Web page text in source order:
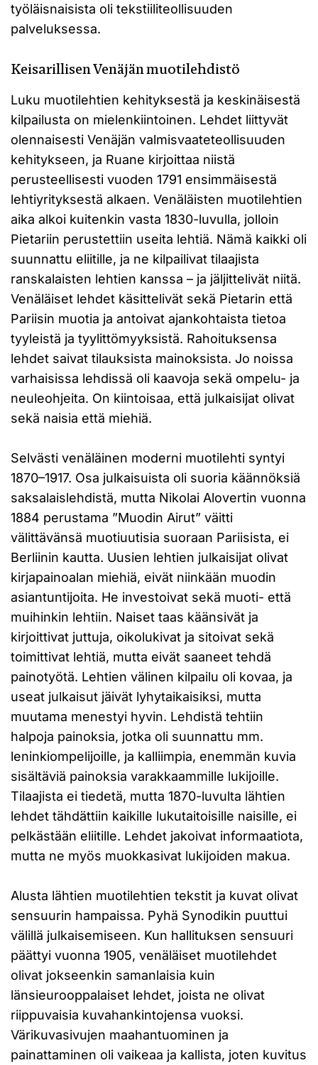
työläisnaisista oli tekstiiliteollisuuden
palveluksessa.
Keisarillisen Venäjän muotilehdistö
Luku muotilehtien kehityksestä ja keskinäisestä
kilpailusta on mielenkiintoinen. Lehdet liittyvät
olennaisesti Venäjän valmisvaateteollisuuden
kehitykseen, ja Ruane kirjoittaa niistä
perusteellisesti vuoden 1791 ensimmäisestä
lehtiyrityksestä alkaen. Venäläisten muotilehtien
aika alkoi kuitenkin vasta 1830-luvulla, jolloin
Pietariin perustettiin useita lehtiä. Nämä kaikki oli
suunnattu eliitille, ja ne kilpailivat tilaajista
ranskalaisten lehtien kanssa – ja jäljittelivät niitä.
Venäläiset lehdet käsittelivät sekä Pietarin että
Pariisin muotia ja antoivat ajankohtaista tietoa
tyyleistä ja tyylittömyyksistä. Rahoituksensa
lehdet saivat tilauksista mainoksista. Jo noissa
varhaisissa lehdissä oli kaavoja sekä ompelu- ja
neuleohjeita. On kiintoisaa, että julkaisijat olivat
sekä naisia että miehiä.
Selvästi venäläinen moderni muotilehti syntyi
1870–1917. Osa julkaisuista oli suoria käännöksiä
saksalaislehdistä, mutta Nikolai Alovertin vuonna
1884 perustama ”Muodin Airut” väitti
välittävänsä muotiuutisia suoraan Pariisista, ei
Berliinin kautta. Uusien lehtien julkaisijat olivat
kirjapainoalan miehiä, eivät niinkään muodin
asiantuntijoita. He investoivat sekä muoti- että
muihinkin lehtiin. Naiset taas käänsivät ja
kirjoittivat juttuja, oikolukivat ja sitoivat sekä
toimittivat lehtiä, mutta eivät saaneet tehdä
painotyötä. Lehtien välinen kilpailu oli kovaa, ja
useat julkaisut jäivät lyhytaikaisiksi, mutta
muutama menestyi hyvin. Lehdistä tehtiin
halpoja painoksia, jotka oli suunnattu mm.
leninkiompelijoille, ja kalliimpia, enemmän kuvia
sisältäviä painoksia varakkaammille lukijoille.
Tilaajista ei tiedetä, mutta 1870-luvulta lähtien
lehdet tähdättiin kaikille lukutaitoisille naisille, ei
pelkästään eliitille. Lehdet jakoivat informaatiota,
mutta ne myös muokkasivat lukijoiden makua.
Alusta lähtien muotilehtien tekstit ja kuvat olivat
sensuurin hampaissa. Pyhä Synodikin puuttui
välillä julkaisemiseen. Kun hallituksen sensuuri
päättyi vuonna 1905, venäläiset muotilehdet
olivat jokseenkin samanlaisia kuin
länsieurooppalaiset lehdet, joista ne olivat
riippuvaisia kuvahankintojensa vuoksi.
Värikuvasivujen maahantuominen ja
painattaminen oli vaikeaa ja kallista, joten kuvitus